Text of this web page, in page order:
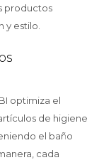
productos
y estilo.
optimiza el
de higiene
el baño
cada